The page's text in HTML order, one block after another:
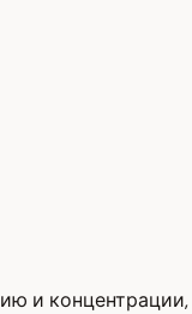
и концентрации,